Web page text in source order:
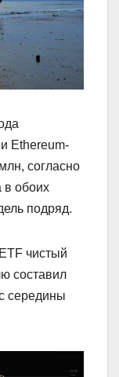
Ethereum-
согласно
в обоих
подряд.
чистый
составил
середины